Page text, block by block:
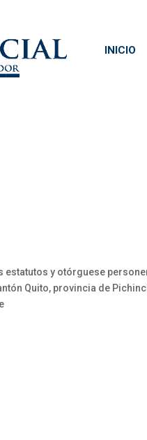
INICIO
estatutos y otórguese
Quito, provincia de